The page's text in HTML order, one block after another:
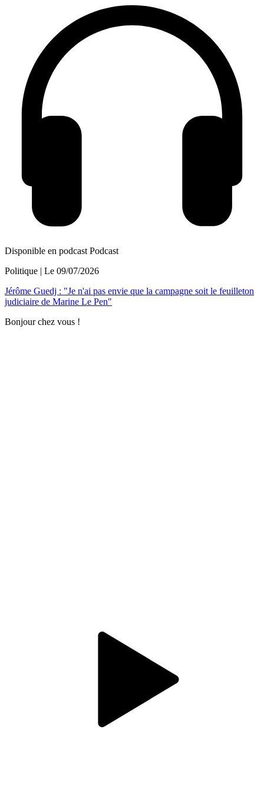
Disponible en podcast Podcast
Politique | Le 09/07/2026
Jérôme Guedj : "Je n'ai pas envie que la campagne soit le feuilleton
judiciaire de Marine Le Pen"
Bonjour chez vous !